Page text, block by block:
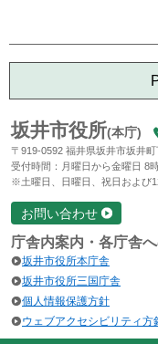
坂井市役所(本庁)
〒919-0592 福井県坂井市坂井
受付時間：月曜日から金曜日 8
※土曜日、日曜日、祝日および
お問い合わせ
庁舎内案内・各庁舎
坂井市役所本庁舎
坂井市役所三国庁舎
個人情報保護方針
ウェブアクセシビリティ方